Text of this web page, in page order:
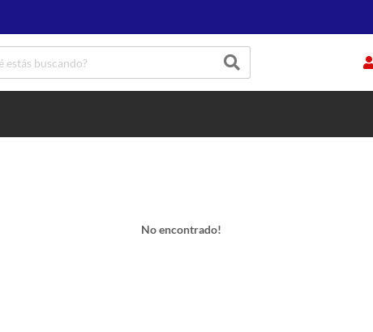
No encontrado!